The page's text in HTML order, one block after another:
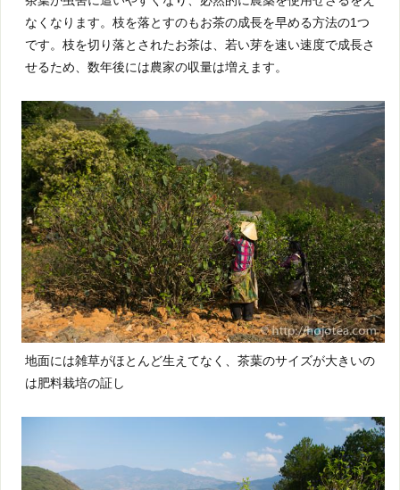
なくなります。枝を落とすのもお茶の成長を早める方法の1つ
です。枝を切り落とされたお茶は、若い芽を速い速度で成長さ
せるため、数年後には農家の収量は増えます。
地面には雑草がほとんど生えてなく、茶葉のサイズが大きいの
は肥料栽培の証し